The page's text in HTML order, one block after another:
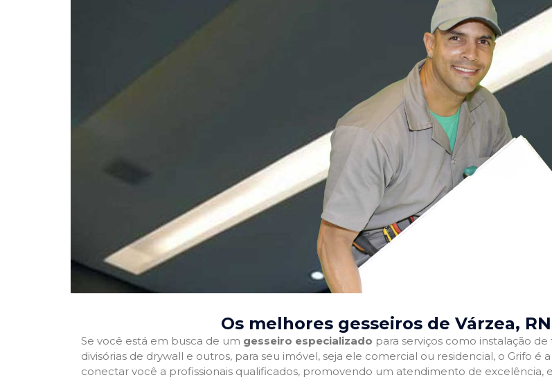
Os melhores gesseiros de Várzea, RN
Se você está em busca de um gesseiro especializado para serviços como instalação
divisórias de drywall e outros, para seu imóvel, seja ele comercial ou residencial, o Grifo é
conectar você a profissionais qualificados, promovendo um atendimento de excelência,